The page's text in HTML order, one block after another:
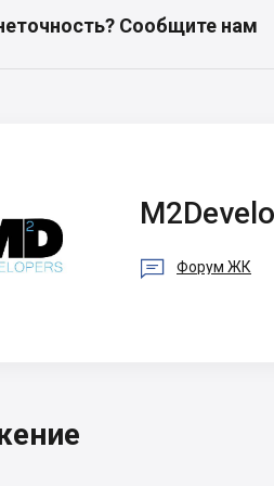
Сообщите нам
 Форум ЖК